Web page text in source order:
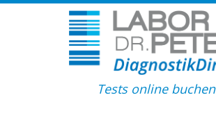
Tests online buchen